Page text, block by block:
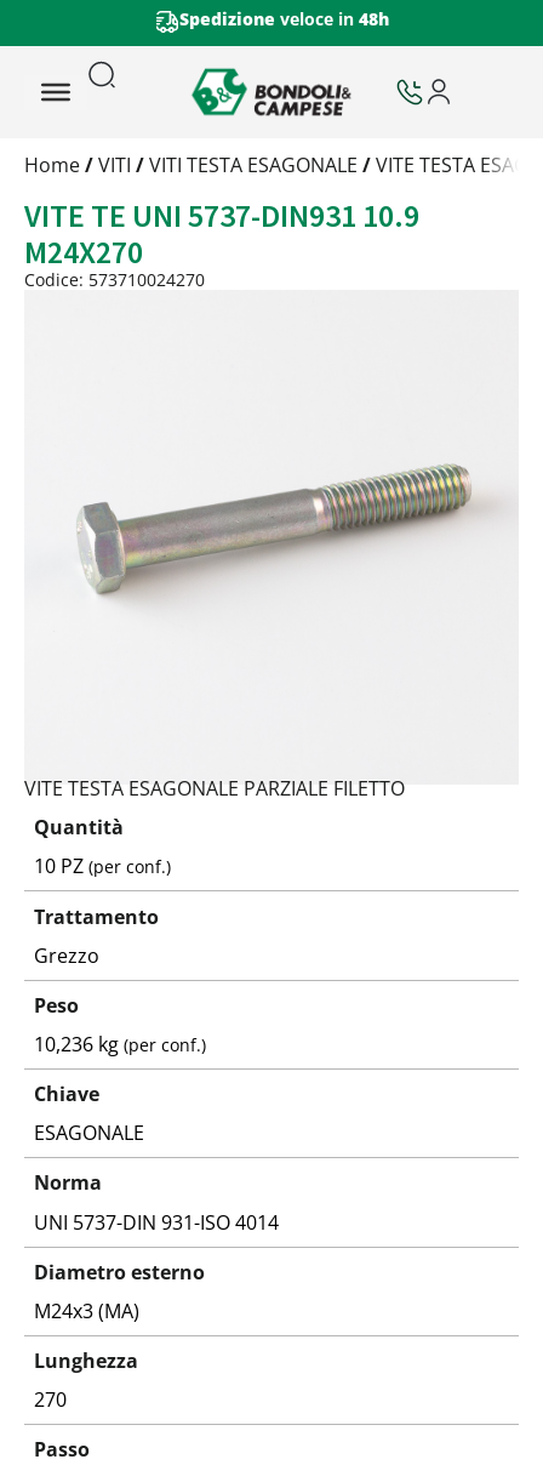
Spedizione veloce in 48h
Trattamento
Peso
Quantità
Trattamento:grezzo
Home/VITI /VITI TESTA ESAGONALE /VITE TESTA
VITE TE UNI 5737-DIN931 10.9
M24X270
Codice: 573710024270
VITE TESTA ESAGONALE PARZIALE FILETTO
Quantità
10 PZ(per conf.)
Trattamento
Grezzo
Peso
10,236 kg(per conf.)
Chiave
ESAGONALE
Norma
UNI 5737-DIN 931-ISO 4014
Diametro esterno
M24x3 (MA)
Lunghezza
270
Passo